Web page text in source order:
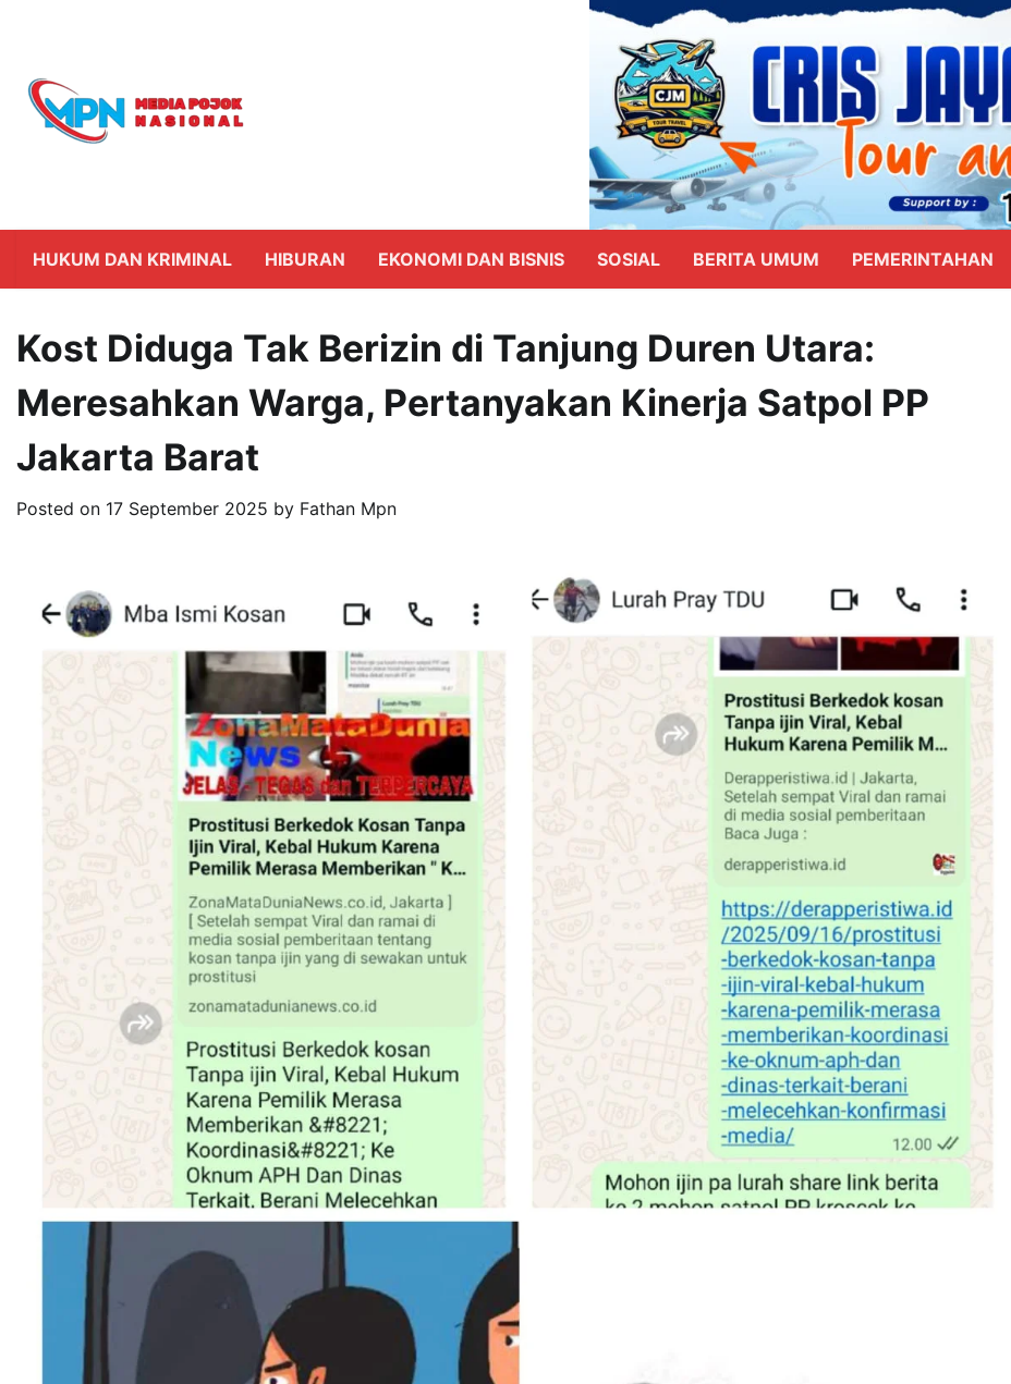
HUKUM DAN KRIMINAL HIBURAN EKONOMI DAN BISNIS SOSIAL BERITA UMUM PEMERINTAHAN
Kost Diduga Tak Berizin di Tanjung Duren Utara:
Meresahkan Warga, Pertanyakan Kinerja Satpol PP
Jakarta Barat
Posted on 17 September 2025 by Fathan Mpn